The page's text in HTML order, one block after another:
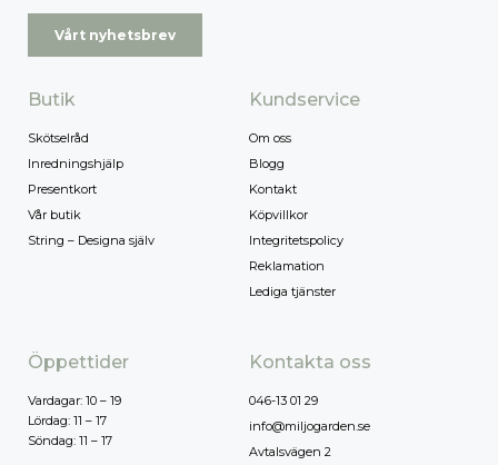
Vårt nyhetsbrev
Butik
Skötselråd
Inredningshjälp
Presentkort
Vår butik
String – Designa själv
Kundservice
Om oss
Blogg
Kontakt
Köpvillkor
Integritetspolicy
Reklamation
Lediga tjänster
Öppettider
Vardagar: 10 – 19
Lördag: 11 – 17
Söndag: 11 – 17
Kontakta oss
046-13 01 29
info@miljogarden.se
Avtalsvägen 2